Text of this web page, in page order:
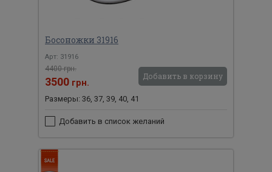
Босоножки 31916
Арт: 31916
4400 грн.
3500 грн.
Добавить в корзину
Размеры: 36, 37, 39, 40, 41
Добавить в список желаний